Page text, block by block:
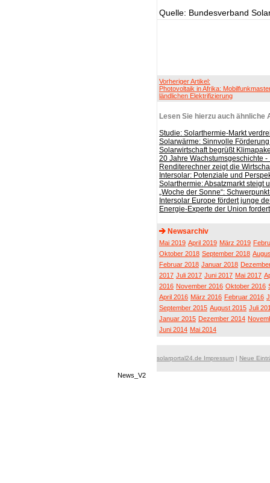
Quelle: Bundesverband
Vorheriger Artikel:
Photovoltaik in Afrika:
ländlichen Elektrifizierung
Lesen Sie hierzu auch ähnliche
Studie: Solarthermie-Markt
Solarwärme: Sinnvolle
Solarwirtschaft begrüßt
20 Jahre Wachstumsgeschichte
Renditerechner zeigt die
Intersolar: Potenziale und
Solarthermie: Absatzmarkt steigt
„Woche der Sonne“:
Intersolar Europe fördert junge
Energie-Experte der Union
Newsarchiv
Mai 2019 April 2019 März 2019
Oktober 2018 September 2018
Februar 2018 Januar 2018
2017 Juli 2017 Juni 2017 Mai 2017
2016 November 2016 Oktober 2016
April 2016 März 2016 Februar 2016
September 2015 August 2015 Juli
Januar 2015 Dezember 2014
Juni 2014 Mai 2014
solarportal24.de Impressum | Neue
News_V2